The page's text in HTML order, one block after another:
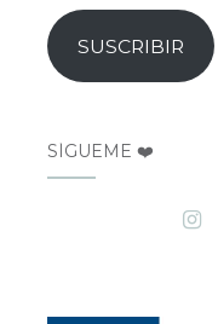
SUSCRIBIR
SÍGUEME ❤️